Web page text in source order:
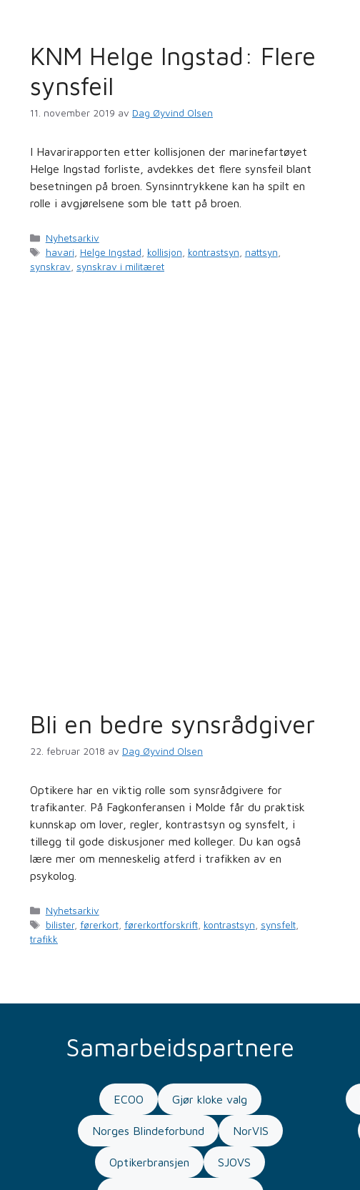
KNM Helge Ingstad: Flere
synsfeil
11. november 2019 av Dag Øyvind Olsen
I Havarirapporten etter kollisjonen der marinefartøyet
Helge Ingstad forliste, avdekkes det flere synsfeil blant
besetningen på broen. Synsinntrykkene kan ha spilt en
rolle i avgjørelsene som ble tatt på broen.
Kategorier
Nyhetsarkiv
Stikkord
havari Helge Ingstad kollisjon kontrastsyn nattsyn
synskrav
synskrav i militæret
Bli en bedre synsrådgiver
22. februar 2018 av Dag Øyvind Olsen
Optikere har en viktig rolle som synsrådgivere for
trafikanter. På Fagkonferansen i Molde får du praktisk
kunnskap om lover, regler, kontrastsyn og synsfelt, i
tillegg til gode diskusjoner med kolleger. Du kan også
lære mer om menneskelig atferd i trafikken av en
psykolog.
Kategorier
Nyhetsarkiv
Stikkord
bilister, førerkort, førerkortforskrift, kontrastsyn synsfelt,
trafikk
Samarbeidspartnere
ECOO Gjør kloke valg
Norges Blindeforbund NorVIS
Optikerbransjen SJOVS